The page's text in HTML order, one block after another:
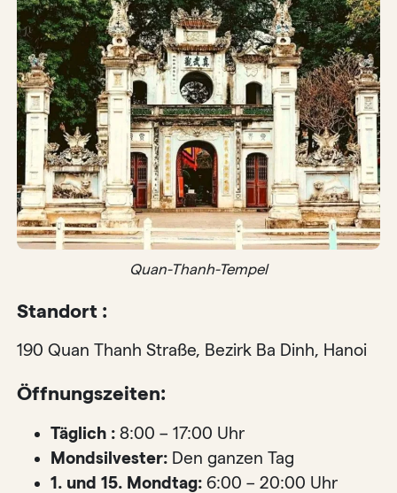
Quan-Thanh-Tempel
Standort :
190 Quan Thanh Straße, Bezirk Ba ​​Dinh, Hanoi
Öffnungszeiten:
Täglich : 8:00 – 17:00 Uhr
Mondsilvester: Den ganzen Tag
1. und 15. Mondtag: 6:00 – 20:00 Uhr